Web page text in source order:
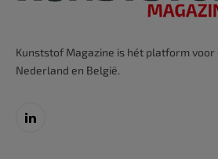
Kunststof Magazine is hét platform
Nederland en België.
LinkedIn